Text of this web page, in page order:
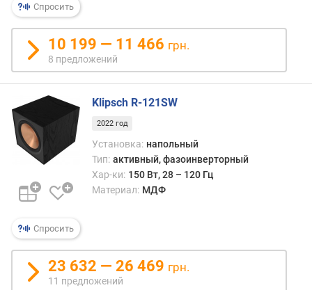
)
у
и
т
е
ь
н
с
т
ь
(
д
Спросить
10 199 — 11 466 грн.
8 предложений
Спросить
Klipsch R-121SW
2022 год
Установка: напольный
Тип: активный, фазоинверторный
Хар-ки: 150 Вт, 28 – 120 Гц
Материал: МДФ
23 632 — 26 469 грн.
11 предложений